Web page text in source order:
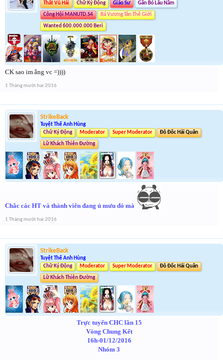
Thất Vũ Hải
Chữ Ký Động Giáo Sư Gắn Bó Lâu Năm
Công Hội MANUTD.S4 Bá Vương Tân Thế Giới
Wanted 600.000.000 Beri
CK sao im ắng vc =))))
1 Tháng mười hai 2016
StrikeBack
Tuyệt Thế Anh Hùng
Chữ Ký Động
Moderator Super Moderator Đô Đốc Hải Quân
Lữ Khách Thiên Đường
Chắc các HT và thành viên đang ủ mưu đó mà
1 Tháng mười hai 2016
StrikeBack
Tuyệt Thế Anh Hùng
Chữ Ký Động
Moderator Super Moderator Đô Đốc Hải Quân
Lữ Khách Thiên Đường
Trực tuyến CHC lần 15
Vòng Chung Kết
16h-01/12/2016
Nhóm 3